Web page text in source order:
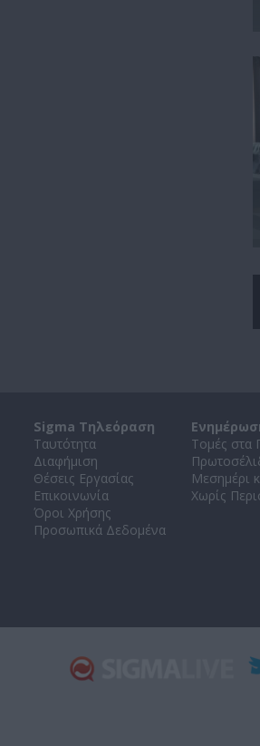
Sigma Τηλεόραση
Ταυτότητα
Διαφήμιση
Θέσεις Εργασίας
Επικοινωνία
Όροι Χρήσης
Προσωπικά Δεδομένα
Τομές στα
Μεσημέρι
Χωρίς